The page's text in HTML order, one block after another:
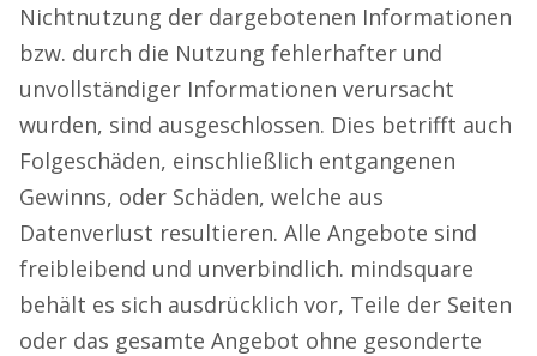
Nichtnutzung der dargebotenen Informationen
bzw. durch die Nutzung fehlerhafter und
unvollständiger Informationen verursacht
wurden, sind ausgeschlossen. Dies betrifft auch
Folgeschäden, einschließlich entgangenen
Gewinns, oder Schäden, welche aus
Datenverlust resultieren. Alle Angebote sind
freibleibend und unverbindlich. mindsquare
behält es sich ausdrücklich vor, Teile der Seiten
oder das gesamte Angebot ohne gesonderte